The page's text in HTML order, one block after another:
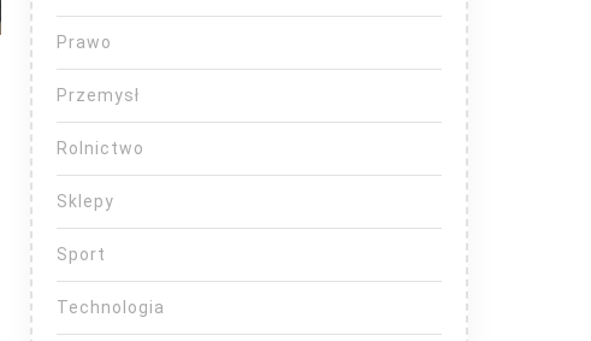
Prawo
Przemysł
Rolnictwo
Sklepy
Sport
Technologia